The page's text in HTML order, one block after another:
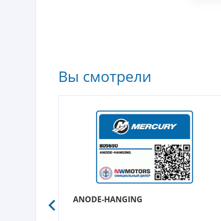
Вы смотрели
ANODE-HANGING